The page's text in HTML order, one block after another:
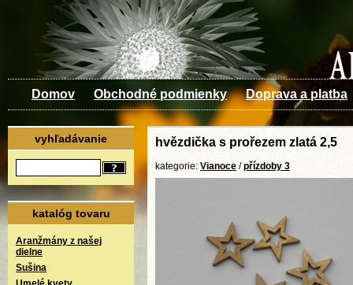
Domov Obchodné podmienky Doprava a platba
vyhľadávanie
katalóg tovaru
Aranžmány z našej
dielne
Sušina
hvězdička s prořezem zlatá 2,5
kategorie: Vianoce /přízdoby 3